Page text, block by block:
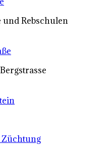
Rebschulen
Züchtung